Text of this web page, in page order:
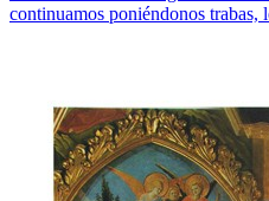
continuamos poniéndonos trabas,